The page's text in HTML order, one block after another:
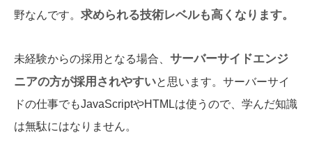
野なんです。 求められる技術レベルも高くなります。
未経験からの採用となる場合、 サーバーサイドエンジ
ニアの方が採用されやすいと思います。サーバーサイ
ドの仕事でもJavaScriptやHTMLは使うので、学んだ知識
は無駄にはなりません。